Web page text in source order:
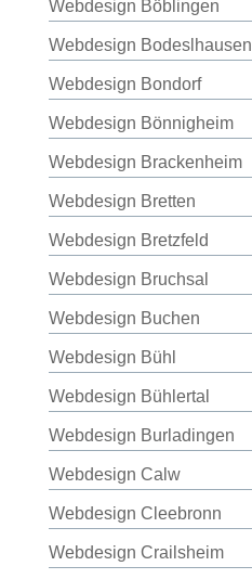
Webdesign Böblingen
Webdesign Bodeslhausen
Webdesign Bondorf
Webdesign Bönnigheim
Webdesign Brackenheim
Webdesign Bretten
Webdesign Bretzfeld
Webdesign Bruchsal
Webdesign Buchen
Webdesign Bühl
Webdesign Bühlertal
Webdesign Burladingen
Webdesign Calw
Webdesign Cleebronn
Webdesign Crailsheim